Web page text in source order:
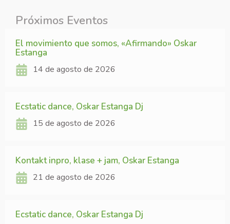
Próximos Eventos
El movimiento que somos, «Afirmando» Oskar
Estanga
14 de agosto de 2026
Ecstatic dance, Oskar Estanga Dj
15 de agosto de 2026
Kontakt inpro, klase + jam, Oskar Estanga
21 de agosto de 2026
Ecstatic dance, Oskar Estanga Dj